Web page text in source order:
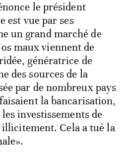
le président
est vue par ses
un grand marché de
maux viennent de
génératrice de
des sources de la
par de nombreux pays
la bancarisation,
investissements de
Cela a tué la